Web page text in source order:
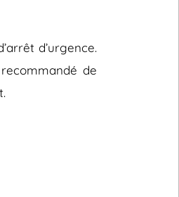
d’urgence.
de